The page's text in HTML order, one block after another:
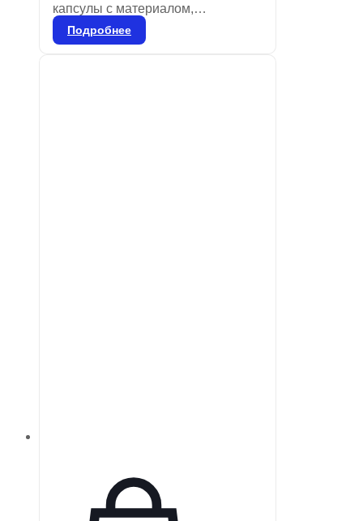
капсулы с материалом,
свободным от гамма-2 и ртути
Подробнее